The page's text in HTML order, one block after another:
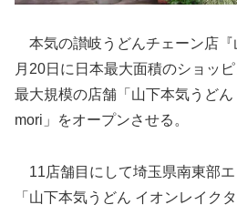
本気の讃岐うどんチェーン店『
月20日に日本最大面積のショッ
最大規模の店舗「山下本気うど
mori」をオープンさせる。
11店舗目にして埼玉県南東部エ
「山下本気うどん イオンレイク